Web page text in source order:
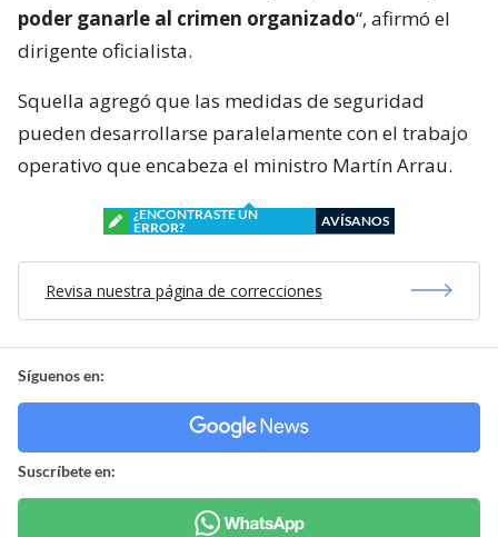
poder ganarle al crimen organizado“, afirmó el
dirigente oficialista.
Squella agregó que las medidas de seguridad
pueden desarrollarse paralelamente con el trabajo
operativo que encabeza el ministro Martín Arrau.
¿ENCONTRASTE UN
ERROR?
AVÍSANOS
Revisa nuestra página de correcciones
Síguenos en:
Suscríbete en: